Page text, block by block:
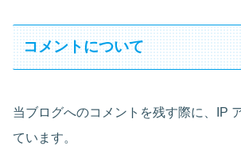
コメントについて
当ブログへのコメントを残す際に、IP
ています。